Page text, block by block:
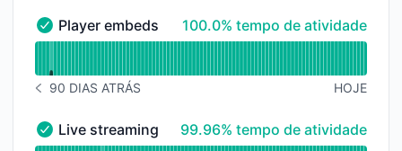
Player embeds - Operacional
Player embeds 100% - tempo de atividade
100.0% tempo de atividade
HISTÓRICO DE AVISOS 90 DIAS ATRÁS
90 DIAS ATRÁS HOJE
Live streaming - Operacional
Live streaming 100% - tempo de atividade
99.96% tempo de atividade